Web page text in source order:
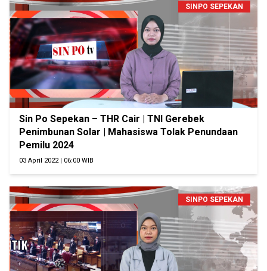
SINPO SEPEKAN
Sin Po Sepekan – THR Cair | TNI Gerebek
Penimbunan Solar | Mahasiswa Tolak Penundaan
Pemilu 2024
03 April 2022 | 06:00 WIB
SINPO SEPEKAN